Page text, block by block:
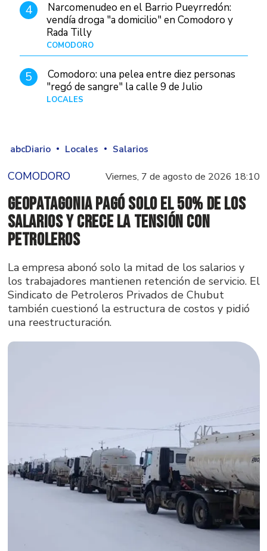
4
Narcomenudeo en el Barrio Pueyrredón:
vendía droga "a domicilio" en Comodoro y
Rada Tilly
COMODORO
5
Comodoro: una pelea entre diez personas
"regó de sangre" la calle 9 de Julio
LOCALES
abcDiario Locales Salarios
COMODORO Viernes, 7 de agosto de 2026 18:10
GeoPatagonia pagó solo el 50% de los
salarios y crece la tensión con
Petroleros
La empresa abonó solo la mitad de los salarios y
los trabajadores mantienen retención de servicio. El
Sindicato de Petroleros Privados de Chubut
también cuestionó la estructura de costos y pidió
una reestructuración.